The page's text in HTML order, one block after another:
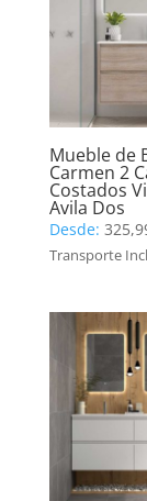
Mueble de
Carmen 2
Costados
Avila Dos
Desde:
Transporte